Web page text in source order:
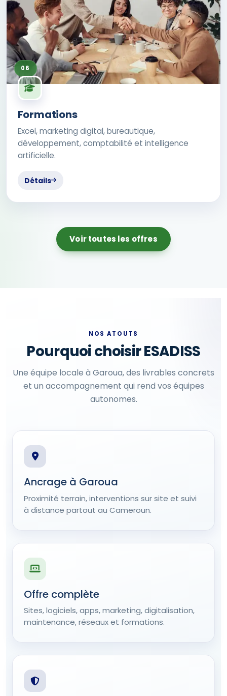
06
Formations
Excel, marketing digital, bureautique,
développement, comptabilité et intelligence
artificielle.
Détails
Voir toutes les offres
NOS ATOUTS
Pourquoi choisir ESADISS
Une équipe locale à Garoua, des livrables concrets
et un accompagnement qui rend vos équipes
autonomes.
Ancrage à Garoua
Proximité terrain, interventions sur site et suivi
à distance partout au Cameroun.
Offre complète
Sites, logiciels, apps, marketing, digitalisation,
maintenance, réseaux et formations.